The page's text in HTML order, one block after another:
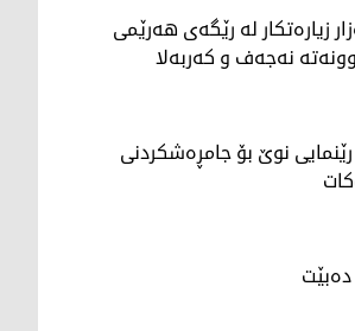
100 هەزار زیارەتکار لە رێگەی هەرێمی
نەجەف و کەربەلا
نوێ بۆ جامڕەشکردنی